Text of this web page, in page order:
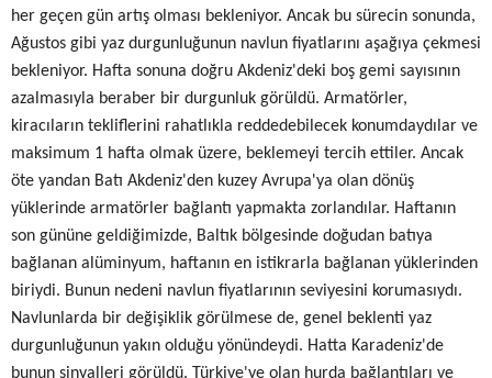
her geçen gün artış olması bekleniyor. Ancak bu sürecin sonunda,
Ağustos gibi yaz durgunluğunun navlun fiyatlarını aşağıya çekmesi
bekleniyor. Hafta sonuna doğru Akdeniz'deki boş gemi sayısının
azalmasıyla beraber bir durgunluk görüldü. Armatörler,
kiracıların tekliflerini rahatlıkla reddedebilecek konumdaydılar ve
maksimum 1 hafta olmak üzere, beklemeyi tercih ettiler. Ancak
öte yandan Batı Akdeniz'den kuzey Avrupa'ya olan dönüş
yüklerinde armatörler bağlantı yapmakta zorlandılar. Haftanın
son gününe geldiğimizde, Baltık bölgesinde doğudan batıya
bağlanan alüminyum, haftanın en istikrarla bağlanan yüklerinden
biriydi. Bunun nedeni navlun fiyatlarının seviyesini korumasıydı.
Navlunlarda bir değişiklik görülmese de, genel beklenti yaz
durgunluğunun yakın olduğu yönündeydi. Hatta Karadeniz'de
bunun sinyalleri görüldü. Türkiye'ye olan hurda bağlantıları ve